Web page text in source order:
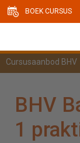
BOEK CURSUS
Cursusaanbod BHV
BHV
1